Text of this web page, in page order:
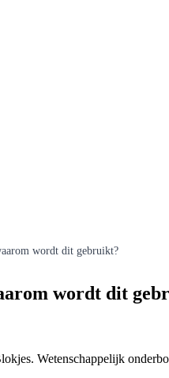
wordt dit gebruikt?
wordt dit
Wetenschappelijk